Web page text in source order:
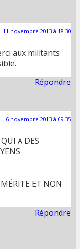
11 novembre 2013 à 18:30
aux militants
Répondre
6 novembre 2013 à 09:35
A DES
ET NON
Répondre